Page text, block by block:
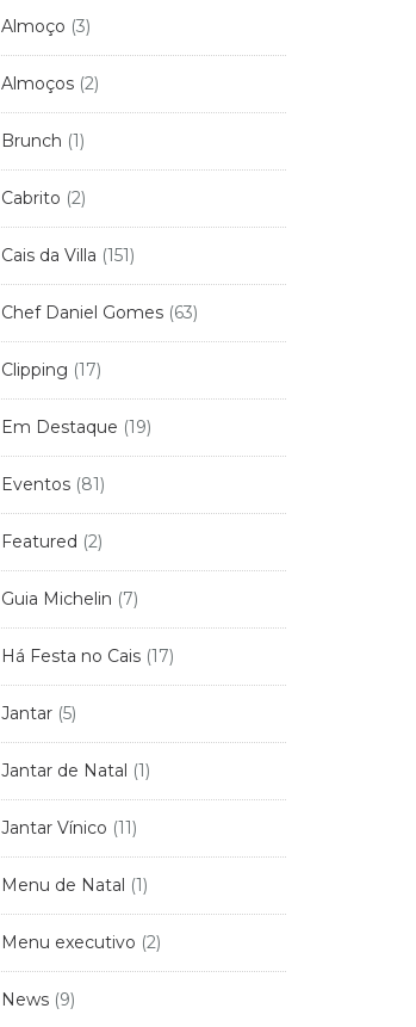
Almoço (3)
Almoços(2)
Brunch (1)
Cabrito (2)
Cais da Villa (151)
Chef Daniel Gomes(63)
Clipping (17)
Em Destaque (19)
Eventos(81)
Featured (2)
Guia Michelin (7)
Há Festa no Cais(17)
Jantar(5)
Jantar de Natal (1)
Jantar Vínico (11)
Menu de Natal (1)
Menu executivo (2)
News(9)